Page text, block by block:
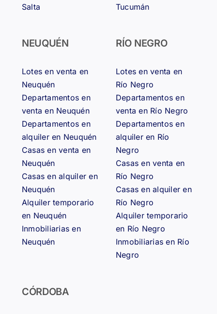
Salta
Tucumán
NEUQUÉN
Lotes en venta en
Neuquén
Departamentos en
venta en Neuquén
Departamentos en
alquiler en Neuquén
Casas en venta en
Neuquén
Casas en alquiler en
Neuquén
Alquiler temporario
en Neuquén
Inmobiliarias en
Neuquén
RÍO NEGRO
Lotes en venta en
Río Negro
Departamentos en
venta en Río Negro
Departamentos en
alquiler en Río
Negro
Casas en venta en
Río Negro
Casas en alquiler en
Río Negro
Alquiler temporario
en Río Negro
Inmobiliarias en Río
Negro
CÓRDOBA